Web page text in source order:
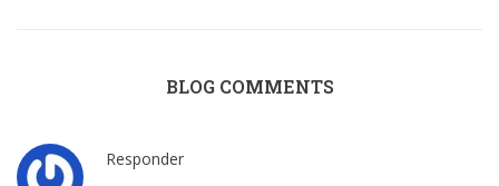
BLOG COMMENTS
Responder